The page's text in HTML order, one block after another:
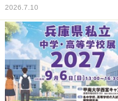
2026.7.10